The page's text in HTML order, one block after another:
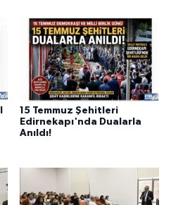
15 Temmuz Şehitleri
Edirnekapı'nda Dualarla
Anıldı!